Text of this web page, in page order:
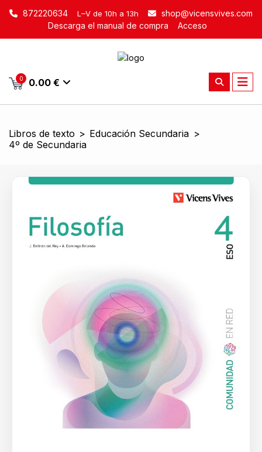
872220634 L–V de 10h a 13h
shop@vicensvives.com
Descarga el manual de compra
Acceso
0 0.00 €
Libros de texto > Educación Secundaria >
4º de Secundaria